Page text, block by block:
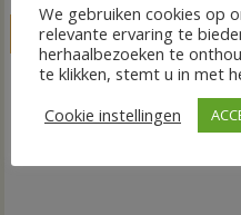
LIVE
We gebruiken cookies op
relevante ervaring te
herhaalbezoeken te
te klikken, stemt u in met
Cookie instellingen